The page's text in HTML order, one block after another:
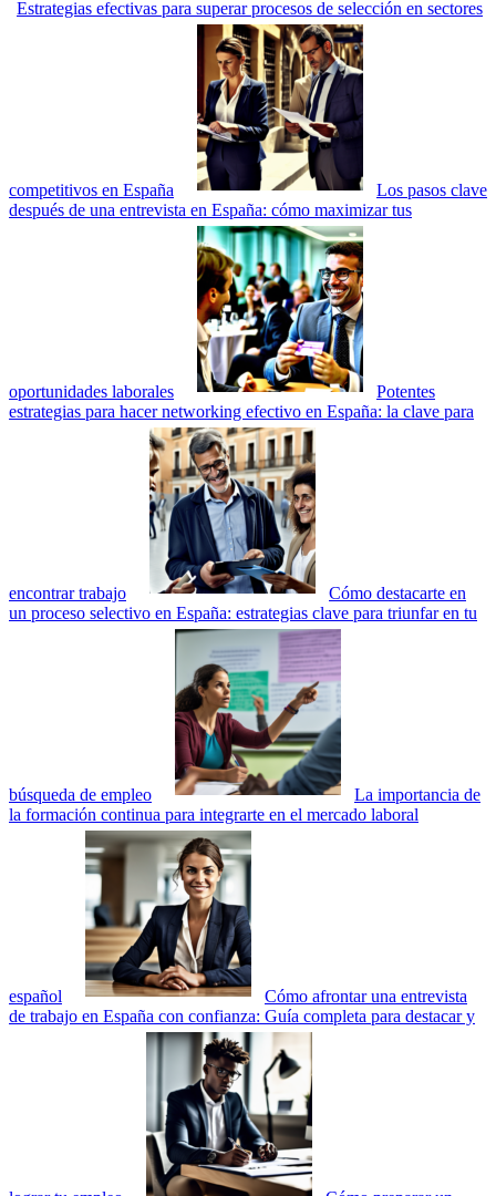
Estrategias efectivas para superar procesos de selección en sectores
competitivos en España
Los pasos clave
después de una entrevista en España: cómo maximizar tus
oportunidades laborales
Potentes
estrategias para hacer networking efectivo en España: la clave para
encontrar trabajo
Cómo destacarte en
un proceso selectivo en España: estrategias clave para triunfar en tu
búsqueda de empleo
La importancia de
la formación continua para integrarte en el mercado laboral
español
Cómo afrontar una entrevista
de trabajo en España con confianza: Guía completa para destacar y